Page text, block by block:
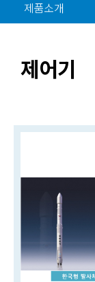
제품소개
제어기